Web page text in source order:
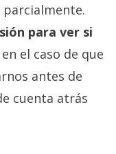
para ver si
el caso de que
antes de
cuenta atrás